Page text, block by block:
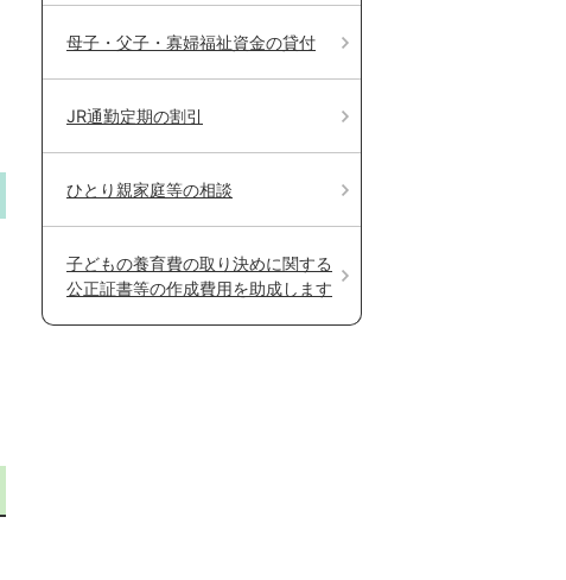
母子・父子・寡婦福祉資金の貸付
JR通勤定期の割引
ひとり親家庭等の相談
子どもの養育費の取り決めに関する
公正証書等の作成費用を助成します